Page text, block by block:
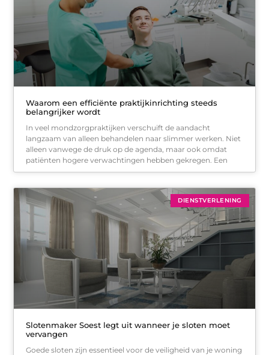
Waarom een efficiënte praktijkinrichting steeds
belangrijker wordt
In veel mondzorgpraktijken verschuift de aandacht
langzaam van alleen behandelen naar slimmer werken. Niet
alleen vanwege de druk op de agenda, maar ook omdat
patiënten hogere verwachtingen hebben gekregen. Een
DIENSTVERLENING
Slotenmaker Soest legt uit wanneer je sloten moet
vervangen
Goede sloten zijn essentieel voor de veiligheid van je woning